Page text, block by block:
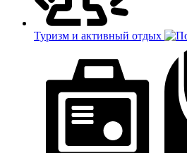
Туризм и активный отдых